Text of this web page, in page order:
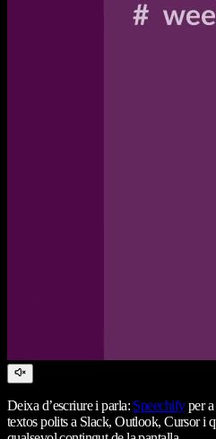
Deixa d’escriure i parla: Speechifyper a
textos polits a Slack, Outlook, Cursor i